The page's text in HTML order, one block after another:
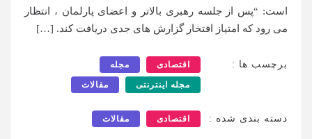
است: “پس از جلسه رهبری بالاتر و اعضای پارلمان ، انتظار
می رود که امتیاز افتخار گزارش های جدی دریافت کند. […]
برچسب ها : اقتصادی مجله
مجله اینترنتی مقالات
دسته بندی شده : اقتصادی مقالات